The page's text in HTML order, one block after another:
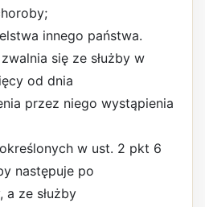
innego państwa.
się ze służby w
od dnia
przez niego wystąpienia
w ust. 2 pkt 6
następuje po
a ze służby